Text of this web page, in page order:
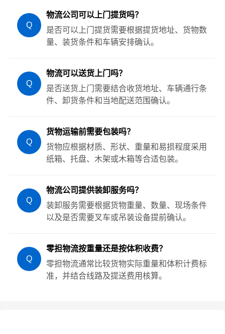
Q
物流公司可以上门提货吗？
是否可以上门提货需要根据提货地址、货物数
量、装货条件和车辆安排确认。
Q
物流可以送货上门吗？
是否送货上门需要结合收货地址、车辆通行条
件、卸货条件和当地配送范围确认。
Q
货物运输前需要包装吗？
货物应根据材质、形状、重量和易损程度采用
纸箱、托盘、木架或木箱等合适包装。
Q
物流公司提供装卸服务吗？
装卸服务需要根据货物重量、数量、现场条件
以及是否需要叉车或吊装设备提前确认。
Q
零担物流按重量还是按体积收费？
零担物流通常比较货物实际重量和体积计费标
准，并结合线路及提送费用核算。